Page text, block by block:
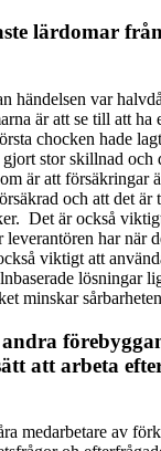
lärdomar
händelsen var
är att se till att ha
chocken hade
stor skillnad och
är att försäkringar
och att det är
Det är också
leverantören har när
viktigt att
lösningar
minskar
att arbeta
medarbetare av